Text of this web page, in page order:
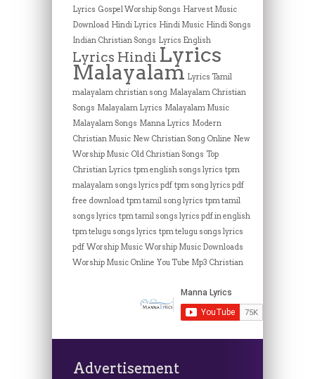
Lyrics Gospel Worship Songs Harvest Music
Download Hindi Lyrics Hindi Music Hindi Songs
Indian Christian Songs Lyrics English
Lyrics Hindi Lyrics
Malayalam Lyrics Tamil
malayalam christian song Malayalam Christian
Songs Malayalam Lyrics Malayalam Music
Malayalam Songs Manna Lyrics Modern
Christian Music New Christian Song Online New
Worship Music Old Christian Songs Top
Christian Lyrics tpm english songs lyrics tpm
malayalam songs lyrics pdf tpm song lyrics pdf
free download tpm tamil song lyrics tpm tamil
songs lyrics tpm tamil songs lyrics pdf in english
tpm telugu songs lyrics tpm telugu songs lyrics
pdf Worship Music Worship Music Downloads
Worship Music Online You Tube Mp3 Christian
Advertisement